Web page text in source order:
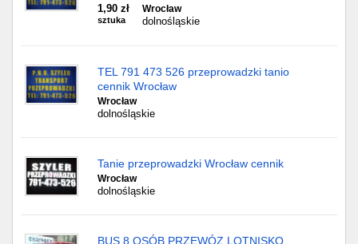
1,90 zł
sztuka
Wrocław
dolnośląskie
TEL 791 473 526 przeprowadzki tanio
cennik Wrocław
Wrocław
dolnośląskie
Tanie przeprowadzki Wrocław cennik
Wrocław
dolnośląskie
BUS 8 OSÓB PRZEWÓZ LOTNISKO